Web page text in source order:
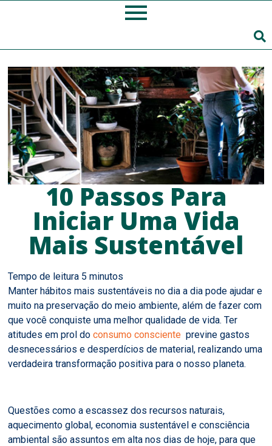
10 Passos Para
Iniciar Uma Vida
Mais Sustentável
Manter hábitos mais sustentáveis no dia a dia pode ajudar e
muito na preservação do meio ambiente, além de fazer com
que você conquiste uma melhor qualidade de vida. Ter
atitudes em prol doconsumo consciente previne gastos
desnecessários e desperdícios de material, realizando uma
verdadeira transformação positiva para o nosso planeta.
Questões como a escassez dos recursos naturais,
aquecimento global, economia sustentável e consciência
ambiental são assuntos em alta nos dias de hoje, para que